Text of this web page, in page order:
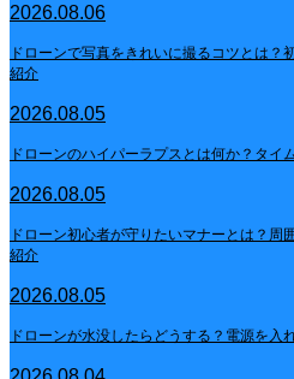
2026.08.06
ドローンで写真をきれいに撮るコツとは？
紹介
2026.08.05
ドローンのハイパーラプスとは何か？タイ
2026.08.05
ドローン初心者が守りたいマナーとは？周
紹介
2026.08.05
ドローンが水没したらどうする？電源を入